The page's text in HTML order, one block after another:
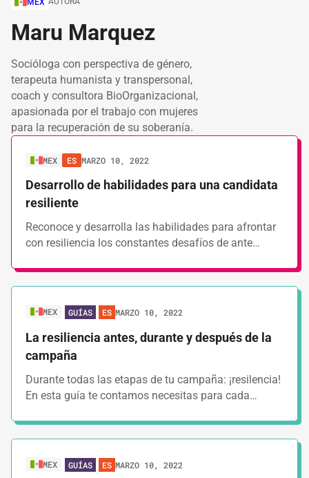
Maru Marquez
Socióloga con perspectiva de género,
terapeuta humanista y transpersonal,
coach y consultora BioOrganizacional,
apasionada por el trabajo con mujeres
para la recuperación de su soberanía.
MEX ES MARZO 10, 2022
Desarrollo de habilidades para una candidata
resiliente
Reconoce y desarrolla las habilidades para afrontar
con resiliencia los constantes desafíos de ante…
MEX GUÍAS ES MARZO 10, 2022
La resiliencia antes, durante y después de la
campaña
Durante todas las etapas de tu campaña: ¡resilencia!
En esta guía te contamos necesitas para cada…
MEX GUÍAS ES MARZO 10, 2022